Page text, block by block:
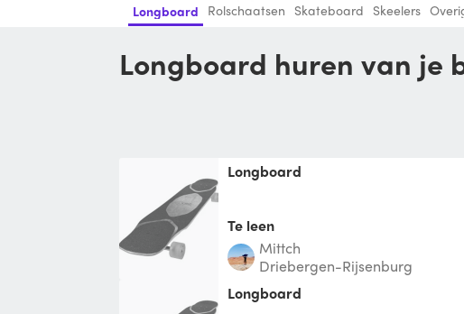
Longboard Rolschaatsen Skateboard Skeelers
Longboard huren van je
Longboard
Te leen
Mittch
Driebergen-Rijsenburg
longboard